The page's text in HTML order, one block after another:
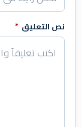
نص التعليق *